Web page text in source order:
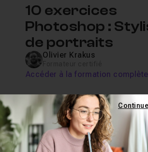
10 exercices
Photoshop :
de portraits
Olivier Krakus
Accéder à la formation complète